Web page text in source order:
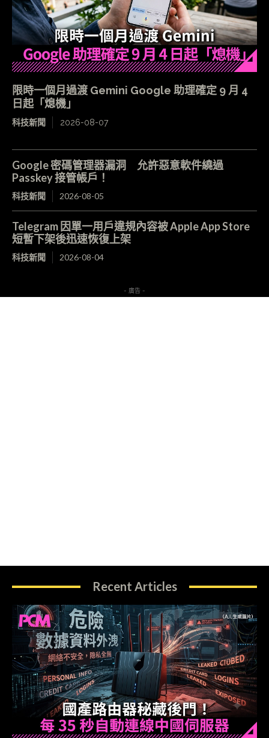
限時一個月過渡 Gemini Google 助理確定 9 月 4
日起「熄機」
科技新聞 2026-08-07
Google 密碼管理器漏洞 允許惡意軟件繞過
Passkey 接管帳戶！
科技新聞 2026-08-05
Telegram 因單一用戶違規內容被 Apple App Store
短暫下架後迅速恢復上架
科技新聞 2026-08-04
- 廣告 -
Recent Articles